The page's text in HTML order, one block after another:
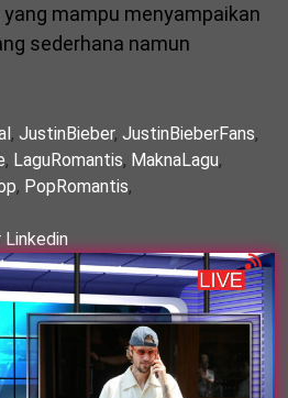
mampu menyampaikan
sederhana namun
, JustinBieber, JustinBieberFans,
, LaguRomantis, MaknaLagu,
, PopRomantis,
Linkedin